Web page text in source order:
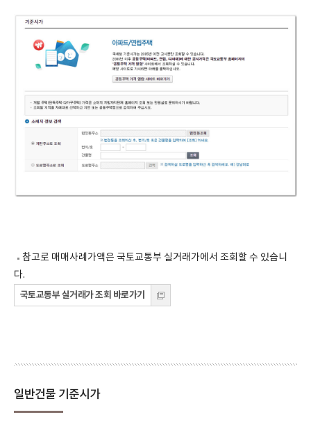
참고로 매매사례가액은 국토교통부 실거래가에서 조회할 수 있습니
다.
국토교통부 실거래가 조회 바로가기
일반건물 기준시가